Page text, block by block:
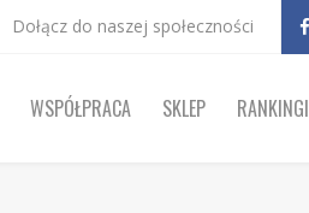
Dołącz do naszej społeczności
WSPÓŁPRACA SKLEP RANKINGI